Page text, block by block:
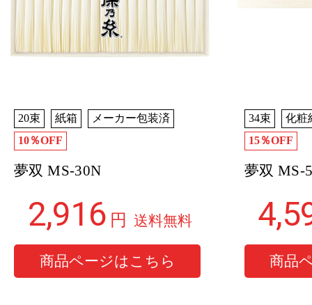
20束 紙箱
メーカー包装済
10％OFF
夢双 MS-30N
2,916 円
34束
化粧
15％OFF
夢双 MS-